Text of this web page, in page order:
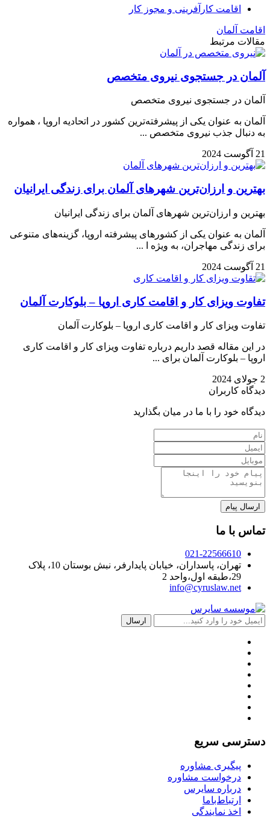
اقامت کارآفرینی و مجوز کار
اقامت آلمان
مقالات مرتبط
آلمان در جستجوی نیروی متخصص
آلمان در جستجوی نیروی متخصص
آلمان به عنوان یکی از پیشرفته‌ترین کشور در اتحادیه اروپا ، همواره
به دنبال جذب نیروی متخصص ...
21 آگوست 2024
بهترین و ارزان‌ترین شهرهای آلمان برای زندگی ایرانیان
بهترین و ارزان‌ترین شهرهای آلمان برای زندگی ایرانیان
آلمان به عنوان یکی از کشورهای پیشرفته اروپا، گزینه‌های متنوعی
برای زندگی مهاجران، به ویژه ا ...
21 آگوست 2024
تفاوت ویزای کار و اقامت کاری اروپا – بلوکارت آلمان
تفاوت ویزای کار و اقامت کاری اروپا – بلوکارت آلمان
در این مقاله قصد داریم درباره تفاوت ویزای کار و اقامت کاری
اروپا – بلوکارت آلمان برای ...
2 جولای 2024
دیدگاه کاربران
دیدگاه خود را با ما در میان بگذارید
تماس با ما
021-22566610
تهران، پاسداران، خیابان پایدارفر، نبش بوستان 10، پلاک
29،طبقه اول،واحد 2
info@cyruslaw.net
دسترسی سریع
پیگیری مشاوره
درخواست مشاوره
درباره سایرس
ارتباط‌با‌ما
اخذ نمایندگی